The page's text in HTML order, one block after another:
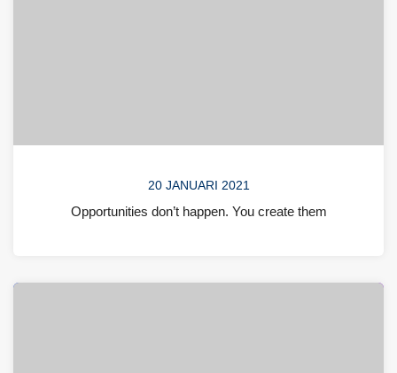
20 JANUARI 2021
Opportunities don’t happen. You create them